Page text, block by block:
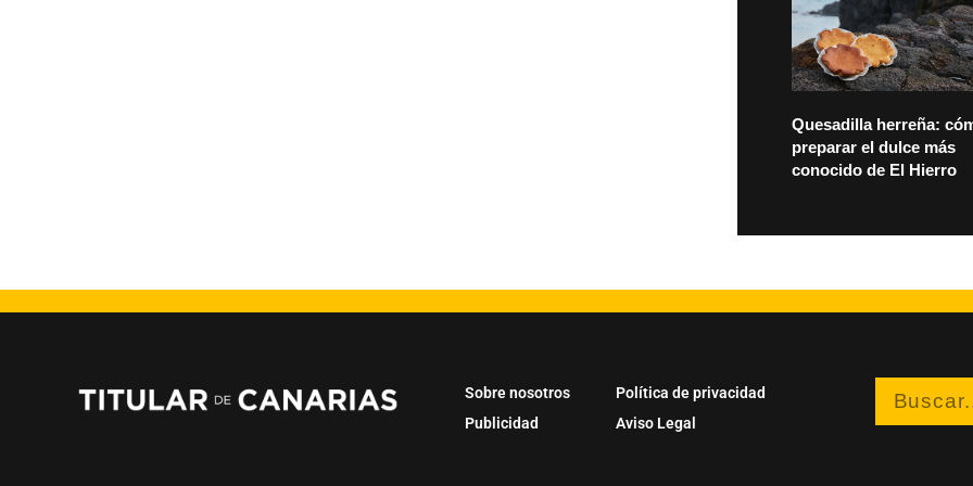
Quesadilla herreña:
preparar el dulce más
conocido de El Hierro
Sobre nosotros
Publicidad
Política de privacidad
Aviso Legal